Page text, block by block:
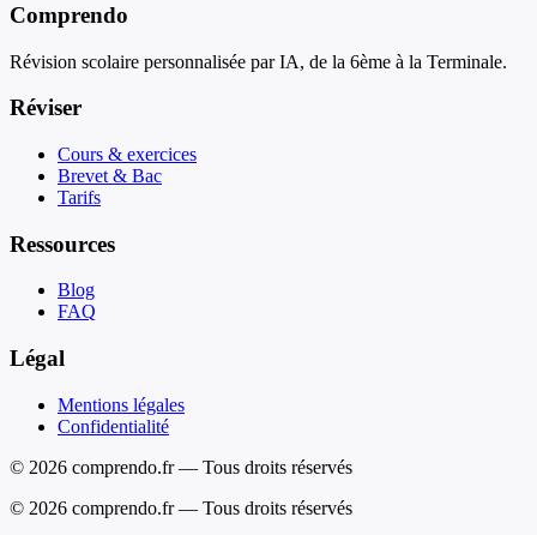
Comprendo
Révision scolaire personnalisée par IA, de la 6ème à la Terminale.
Réviser
Cours & exercices
Brevet & Bac
Tarifs
Ressources
Blog
FAQ
Légal
Mentions légales
Confidentialité
© 2026 comprendo.fr — Tous droits réservés
© 2026 comprendo.fr — Tous droits réservés